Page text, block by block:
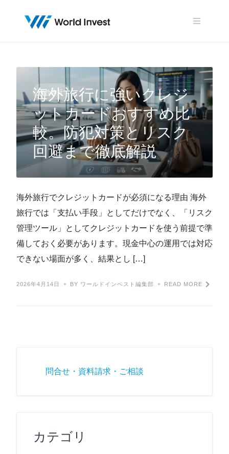
海外旅行
海外旅行に強いクレジ
ットカードおすすめ比
較。防犯対策とリスク
回避まで徹底解説
海外旅行でクレジットカードが必須になる理由 海外
旅行では「支払い手段」としてだけでなく、「リスク
管理ツール」としてクレジットカードを使う前提で準
備しておく必要があります。現金中心の運用では対応
できない場面が多く、結果とし […]
2026年4月14日 BY ワールドインベスト編集部 READ MORE
問合せ・資料請求・ご相談
カテゴリ